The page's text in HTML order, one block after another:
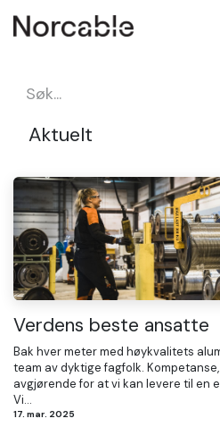
Aktuelt
Verdens beste ansatte
Bak hver meter med høykvalitets
team av dyktige fagfolk.
avgjørende for at vi kan levere til en
Vi...
17. mar. 2025